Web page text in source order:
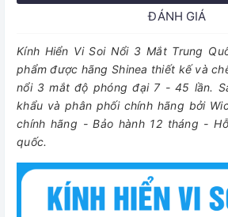
ĐÁNH GIÁ
Kính Hiển Vi Soi Nổi 3 Mắt Trung
phẩm được hãng Shinea thiết kế và
nổi 3 mắt độ phóng đại 7 - 45 lần.
khẩu và phân phối chính hãng bởi
chính hãng - Bảo hành 12 tháng -
quốc.